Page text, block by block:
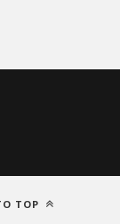
TOP